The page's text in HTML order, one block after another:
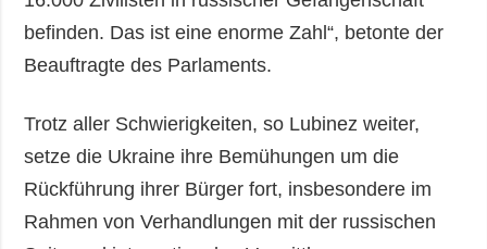
befinden. Das ist eine enorme Zahl“, betonte der
Beauftragte des Parlaments.
Trotz aller Schwierigkeiten, so Lubinez weiter,
setze die Ukraine ihre Bemühungen um die
Rückführung ihrer Bürger fort, insbesondere im
Rahmen von Verhandlungen mit der russischen